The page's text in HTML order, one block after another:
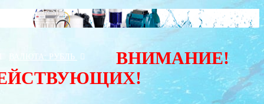
ВАЛЮТА: РУБЛЬ
ВНИМАНИЕ!